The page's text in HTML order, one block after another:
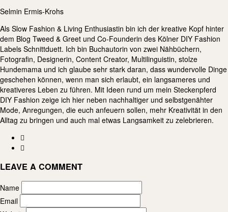
Selmin Ermis-Krohs
Als Slow Fashion & Living Enthusiastin bin ich der kreative Kopf hinter
dem Blog Tweed & Greet und Co-Founderin des Kölner DIY Fashion
Labels Schnittduett. Ich bin Buchautorin von zwei Nähbüchern,
Fotografin, Designerin, Content Creator, Multilinguistin, stolze
Hundemama und ich glaube sehr stark daran, dass wundervolle Dinge
geschehen können, wenn man sich erlaubt, ein langsameres und
kreativeres Leben zu führen. Mit Ideen rund um mein Steckenpferd
DIY Fashion zeige ich hier neben nachhaltiger und selbstgenähter
Mode, Anregungen, die euch anfeuern sollen, mehr Kreativität in den
Alltag zu bringen und auch mal etwas Langsamkeit zu zelebrieren.
LEAVE A COMMENT
Name
Email